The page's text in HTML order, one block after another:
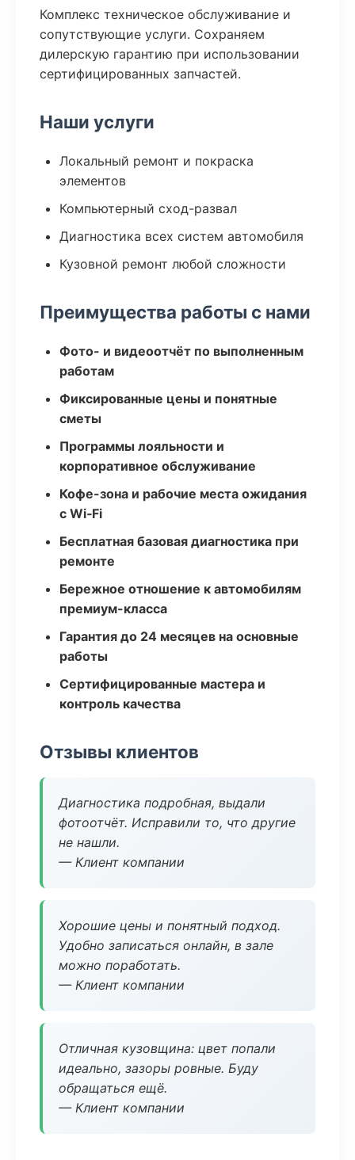
Комплекс техническое обслуживание и
сопутствующие услуги. Сохраняем
дилерскую гарантию при использовании
сертифицированных запчастей.
Наши услуги
Локальный ремонт и покраска
элементов
Компьютерный сход-развал
Диагностика всех систем автомобиля
Кузовной ремонт любой сложности
Преимущества работы с нами
Фото- и видеоотчёт по выполненным
работам
Фиксированные цены и понятные
сметы
Программы лояльности и
корпоративное обслуживание
Кофе-зона и рабочие места ожидания
с Wi‑Fi
Бесплатная базовая диагностика при
ремонте
Бережное отношение к автомобилям
премиум-класса
Гарантия до 24 месяцев на основные
работы
Сертифицированные мастера и
контроль качества
Отзывы клиентов
Диагностика подробная, выдали
фотоотчёт. Исправили то, что другие
не нашли.
— Клиент компании
Хорошие цены и понятный подход.
Удобно записаться онлайн, в зале
можно поработать.
— Клиент компании
Отличная кузовщина: цвет попали
идеально, зазоры ровные. Буду
обращаться ещё.
— Клиент компании